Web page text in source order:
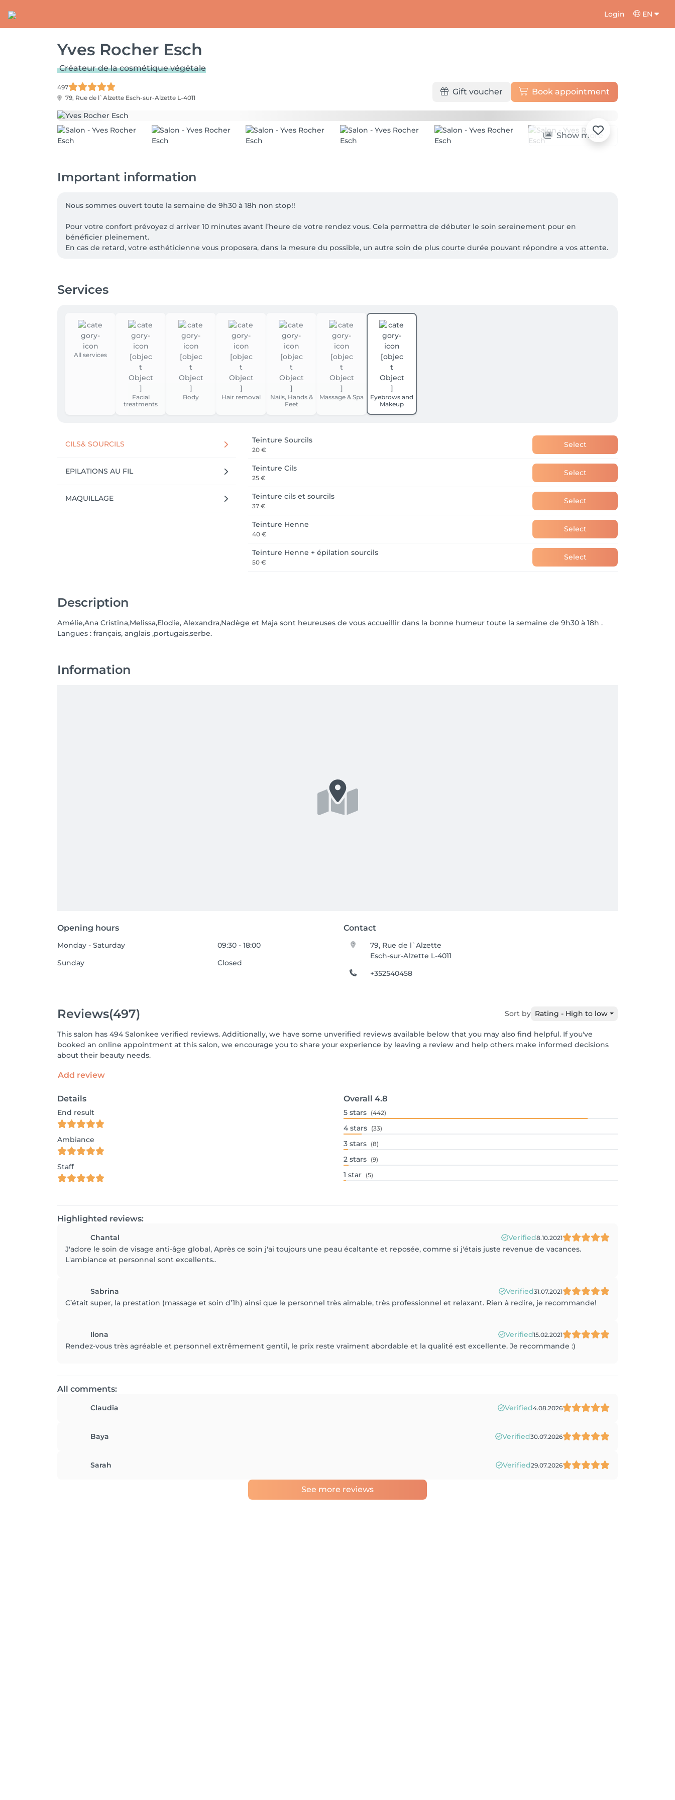
Login EN
Yves Rocher Esch
Créateur de la cosmétique végétale
497
79, Rue de l`Alzette Esch-sur-Alzette L-4011
Gift voucher Book appointment
Show more
Important information
Nous sommes ouvert toute la semaine de 9h30 à 18h non stop!!
Pour votre confort prévoyez d arriver 10 minutes avant l’heure de votre rendez vous. Cela permettra de débuter le soin sereinement pour en
bénéficier pleinement.
En cas de retard, votre esthéticienne vous proposera, dans la mesure du possible, un autre soin de plus courte durée pouvant répondre a vos attente.
Services
All services
Facial
treatments
Body Hair removal
Nails, Hands &
Feet
Massage & Spa
Eyebrows and
Makeup
CILS& SOURCILS
EPILATIONS AU FIL
MAQUILLAGE
Teinture Sourcils
20 €
Select
Teinture Cils
25 €
Select
Teinture cils et sourcils
37 €
Select
Teinture Henne
40 €
Select
Teinture Henne + épilation sourcils
50 €
Select
Description
Amélie,Ana Cristina,Melissa,Elodie, Alexandra,Nadège et Maja sont heureuses de vous accueillir dans la bonne humeur toute la semaine de 9h30 à 18h .
Langues : français, anglais ,portugais,serbe.
Information
Opening hours Contact
Monday - Saturday
09:30 - 18:00
Sunday
Closed
79, Rue de l`Alzette
Esch-sur-Alzette L-4011
+352540458
Reviews(497) Sort by Rating - High to low
This salon has 494 Salonkee verified reviews. Additionally, we have some unverified reviews available below that you may also find helpful. If you've
booked an online appointment at this salon, we encourage you to share your experience by leaving a review and help others make informed decisions
about their beauty needs.
Add review
Details
End result
Ambiance
Staff
Overall 4.8
5 stars (442)
4 stars (33)
3 stars (8)
2 stars (9)
1 star (5)
Highlighted reviews:
Chantal Verified8.10.2021
J'adore le soin de visage anti-âge global, Après ce soin j'ai toujours une peau écaltante et reposée, comme si j'étais juste revenue de vacances.
L'ambiance et personnel sont excellents..
Sabrina Verified31.07.2021
C’était super, la prestation (massage et soin d’1h) ainsi que le personnel très aimable, très professionnel et relaxant. Rien à redire, je recommande!
Ilona Verified15.02.2021
Rendez-vous très agréable et personnel extrêmement gentil, le prix reste vraiment abordable et la qualité est excellente. Je recommande :)
All comments:
Claudia Verified4.08.2026
Baya Verified30.07.2026
Sarah Verified29.07.2026
See more reviews